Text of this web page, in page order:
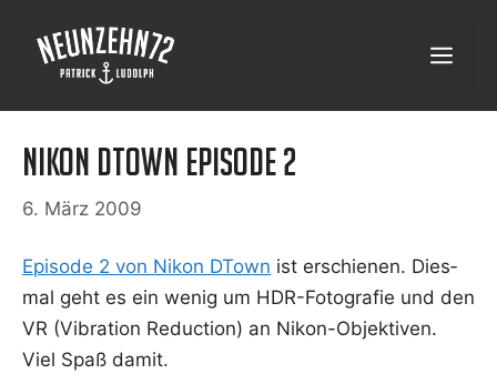
Inhalt
springen
Menü
Nikon DTown Episode 2
6. März 2009
Epi­so­de 2 von Nikon DTown ist erschie­nen. Dies­
mal geht es ein wenig um HDR-Foto­gra­fie und den
VR (Vibra­ti­on Reduc­tion) an Nikon-Objek­ti­ven.
Viel Spaß damit.